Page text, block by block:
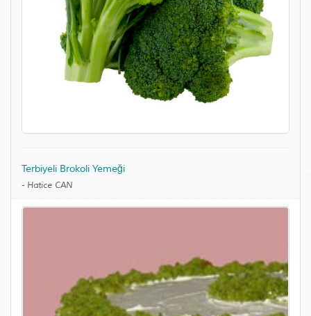
Terbiyeli Brokoli Yemeği
- Hatice CAN